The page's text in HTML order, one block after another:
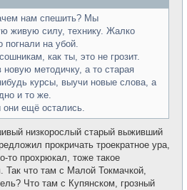
е
н
е
нам спешить? Мы
живую силу, технику. Жалко
погнали на убой.
как ты, это не грозит.
новую методичку, а то старая
курсы, выучи новые слова, а
и то же.
ещё остались.
низкорослый старый выживший
прокричать троекратное ура,
то прохрюкал, тоже такое
Так что там с Малой Токмачкой,
Что там с Купянском, грозный